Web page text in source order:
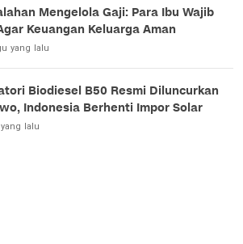
Mengelola Gaji: Para Ibu Wajib
Keuangan Keluarga Aman
yang lalu
Biodiesel B50 Resmi Diluncurkan
Indonesia Berhenti Impor Solar
lalu